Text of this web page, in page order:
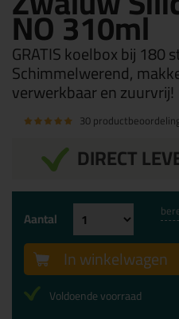
NO 310ml
GRATIS koelbox bij 180
Schimmelwerend,
verwerkbaar en zuurvrij!
30
DIRECT
Aantal
In winkelwagen
Voldoende voorraad